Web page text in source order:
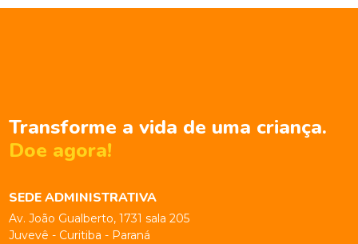
Transforme a vida de uma criança.
Doe agora!
SEDE ADMINISTRATIVA
Av. João Gualberto, 1731 sala 205
Juvevê - Curitiba - Paraná